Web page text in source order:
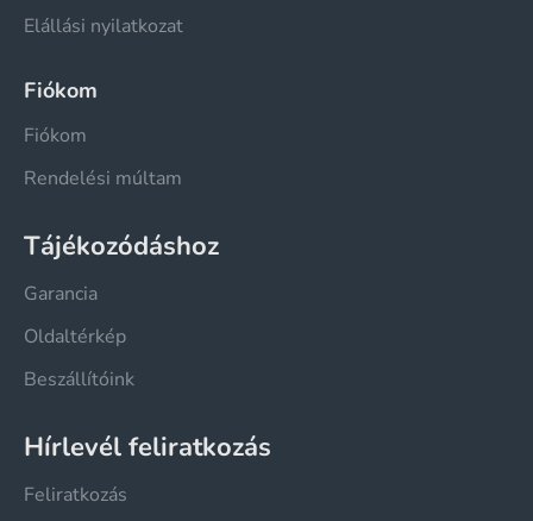
Elállási nyilatkozat
Fiókom
Fiókom
Rendelési múltam
Tájékozódáshoz
Garancia
Oldaltérkép
Beszállítóink
Hírlevél feliratkozás
Feliratkozás